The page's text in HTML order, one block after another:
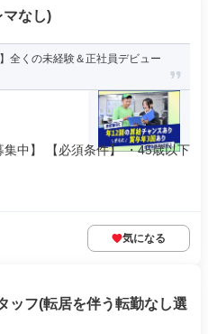
マなし)
全くの未経験＆正社員デビュー
中】 【必須条件】 ・45歳以下
気になる
ッフ(転居を伴う転勤なし選